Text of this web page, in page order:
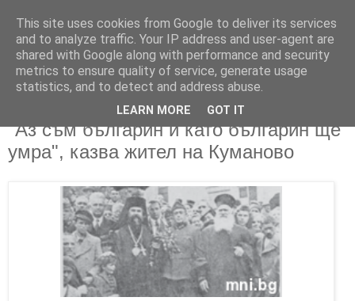
"Аз съм българин и като българин ще
умра", казва жител на Куманово
This site uses cookies from Google to deliver its services
and to analyze traffic. Your IP address and user-agent are
shared with Google along with performance and security
metrics to ensure quality of service, generate usage
statistics, and to detect and address abuse.
LEARN MORE GOT IT